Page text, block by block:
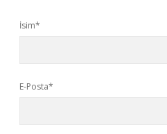
İsim*
E-Posta*